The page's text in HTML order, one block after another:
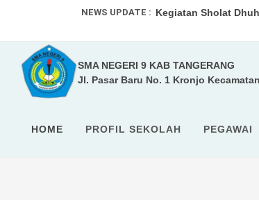
NEWS UPDATE : Kegiatan Sholat
SMA 9 Kabupaten
SMA NEGERI 9 KAB TANGERANG
Jl. Pasar Baru No. 1 Kronjo
HOME PROFIL SEKOLAH PEGAWAI